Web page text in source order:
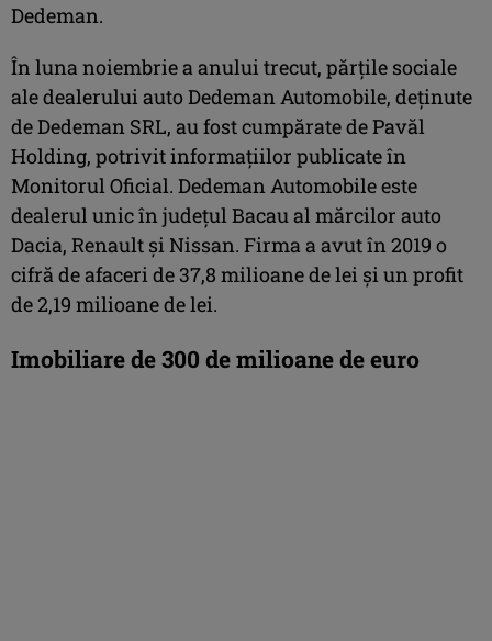
Dedeman.
În luna noiembrie a anului trecut, părţile sociale
ale dealerului auto Dedeman Automobile, deţinute
de Dedeman SRL, au fost cumpărate de Pavăl
Holding, potrivit informaţiilor publicate în
Monitorul Oficial. Dedeman Automobile este
dealerul unic în judeţul Bacau al mărcilor auto
Dacia, Renault şi Nissan. Firma a avut în 2019 o
cifră de afaceri de 37,8 milioane de lei şi un profit
de 2,19 milioane de lei.
Imobiliare de 300 de milioane de euro